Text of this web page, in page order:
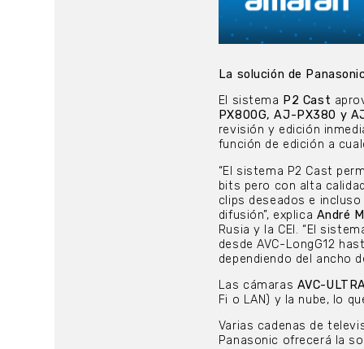
La solución de
El sistema P2 Cast
PX800G, AJ-PX380 y
revisión y edición
función de edición a
“El sistema P2 Cast
bits pero con alta
clips deseados e
difusión”, explica André
Rusia y la CEI. “El
desde AVC-LongG12
dependiendo del ancho
Las cámaras AVC-
Fi o LAN) y la nube, lo
Varias cadenas de
Panasonic ofrecerá la